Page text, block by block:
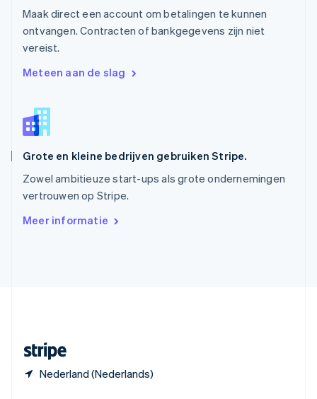
Maak direct een account om betalingen te kunnen
ontvangen. Contracten of bankgegevens zijn niet
vereist.
Meteen aan de slag
Grote en kleine bedrijven gebruiken Stripe.
Zowel ambitieuze start-ups als grote ondernemingen
vertrouwen op Stripe.
Meer informatie
Nederland (Nederlands)
Singapore
Slovenië
English
Slowakije
Español
Thailand
Tsjechië
Vasteland van China
简体中文English
English